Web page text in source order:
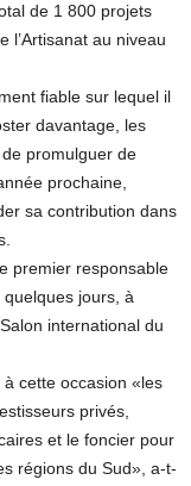
de 1 800 projets
l’Artisanat au niveau
fiable sur lequel il
davantage, les
promulguer de
prochaine,
sa contribution dans
premier responsable
jours, à
international du
à cette occasion «les
privés,
et le foncier pour
régions du Sud», a-t-